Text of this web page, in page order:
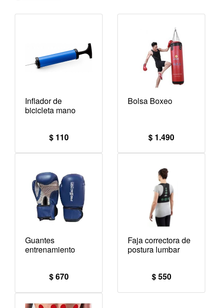
Inflador de
bicicleta mano
$ 110
Bolsa Boxeo
$ 1.490
Guantes
entrenamiento
$ 670
Faja correctora de
postura lumbar
$ 550